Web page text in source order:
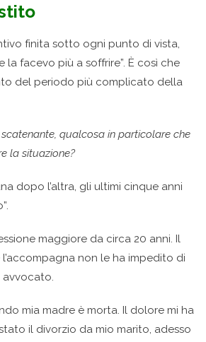
finita sotto ogni punto di vista,
la facevo più a soffrire”. È così che
del periodo più complicato della
scatenante, qualcosa in particolare che
la situazione?
dopo l’altra, gli ultimi cinque anni
maggiore da circa 20 anni. Il
non le ha impedito di
mia madre è morta. Il dolore mi ha
il divorzio da mio marito, adesso